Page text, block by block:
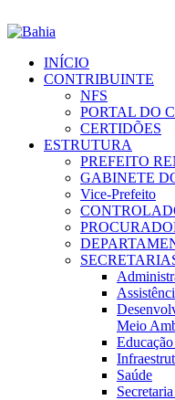
INÍCIO
CONTRIBUINTE
NFS
PORTAL DO
CERTIDÕES
ESTRUTURA
PREFEITO
GABINETE
Vice-Prefeito
Meio
Saúde